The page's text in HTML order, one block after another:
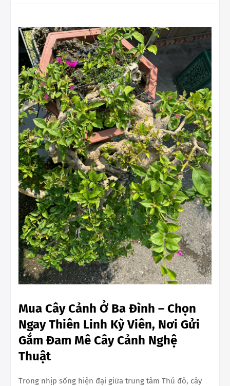
Mua Cây Cảnh Ở Ba Đình – Chọn
Ngay Thiên Linh Kỳ Viên, Nơi Gửi
Gắm Đam Mê Cây Cảnh Nghệ
Thuật
Trong nhịp sống hiện đại giữa trung tâm Thủ đô, cây